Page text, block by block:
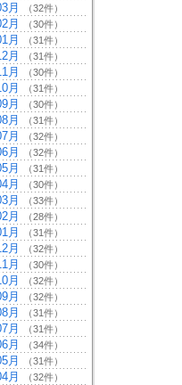
月 （32件）
月 （30件）
月 （31件）
月 （31件）
月 （30件）
月 （31件）
月 （30件）
月 （31件）
月 （32件）
月 （32件）
月 （31件）
月 （30件）
月 （33件）
月 （28件）
月 （31件）
月 （32件）
月 （30件）
月 （32件）
月 （32件）
月 （31件）
月 （31件）
月 （34件）
月 （31件）
月 （32件）